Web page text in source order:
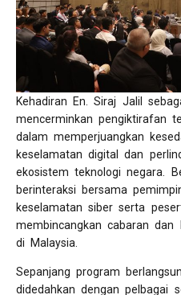
Kehadiran En. Siraj Jalil
mencerminkan pengiktirafan
dalam memperjuangkan
keselamatan digital dan
ekosistem teknologi negara.
berinteraksi bersama
keselamatan siber serta
membincangkan cabaran
di Malaysia.
Sepanjang program
didedahkan dengan pelbagai